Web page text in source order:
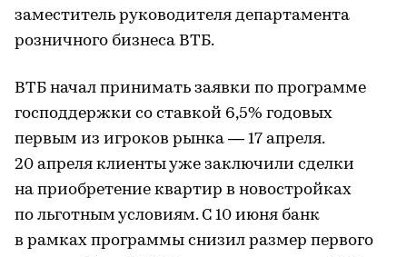
заместитель руководителя департамента
розничного бизнеса ВТБ.
ВТБ начал принимать заявки по программе
господдержки со ставкой 6,5% годовых
первым из игроков рынка — 17 апреля.
20 апреля клиенты уже заключили сделки
на приобретение квартир в новостройках
по льготным условиям. С 10 июня банк
в рамках программы снизил размер первого